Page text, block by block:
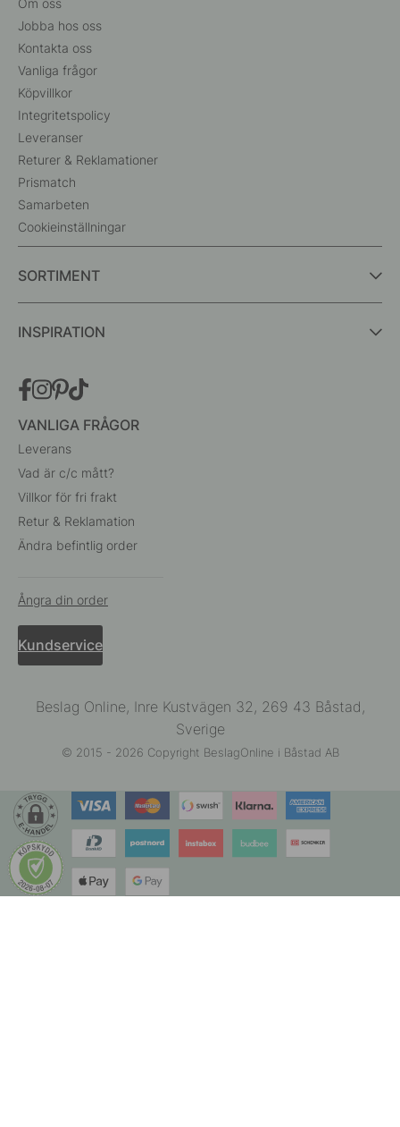
Om oss
Jobba hos oss
Kontakta oss
Vanliga frågor
Köpvillkor
Integritetspolicy
Leveranser
Returer & Reklamationer
Prismatch
Samarbeten
Cookieinställningar
SORTIMENT
INSPIRATION
VANLIGA FRÅGOR
Leverans
Vad är c/c mått?
Villkor för fri frakt
Retur & Reklamation
Ändra befintlig order
Ångra din order
Kundservice
Beslag Online, Inre Kustvägen 32, 269 43 Båstad,
Sverige
© 2015 - 2026 Copyright BeslagOnline i Båstad AB